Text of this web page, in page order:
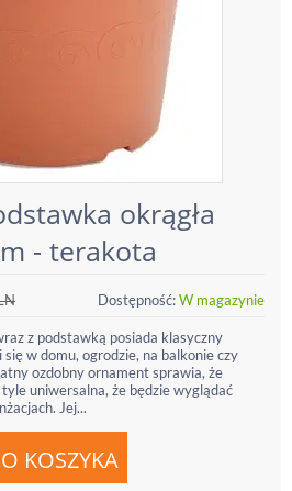
okrągła
- terakota
Dostępność:W magazynie
z podstawką posiada klasyczny
w domu, ogrodzie, na balkonie czy
ozdobny ornament sprawia, że
uniwersalna, że będzie wyglądać
Jej...